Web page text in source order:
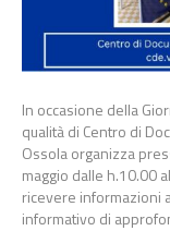
In occasione della
qualità di Centro di
Ossola organizza
maggio dalle h.10.00
ricevere informazioni
informativo di